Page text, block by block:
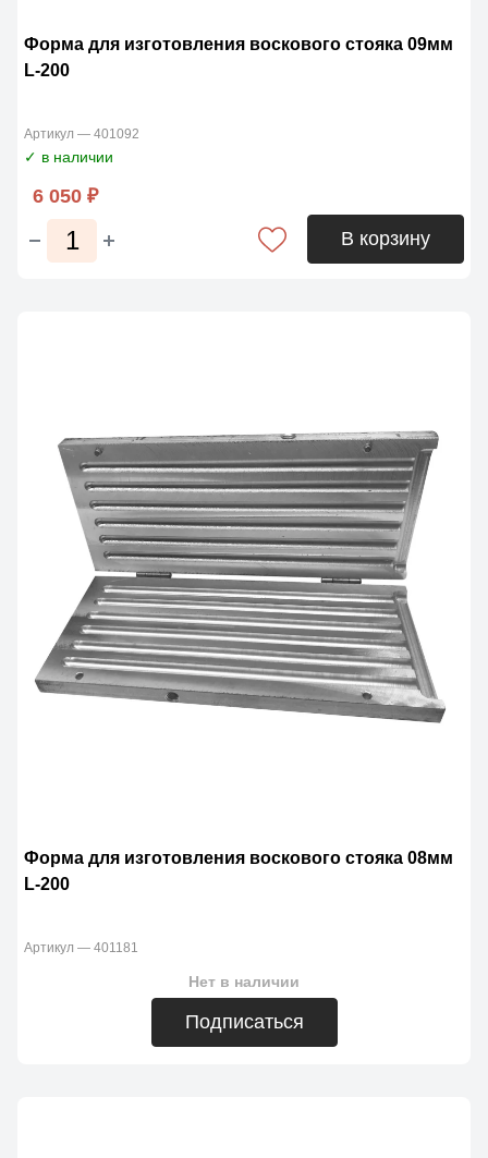
Форма для изготовления воскового стояка 09мм
L-200
Артикул — 401092
✓ в наличии
6 050 ₽
В корзину
Форма для изготовления воскового стояка 08мм
L-200
Артикул — 401181
Нет в наличии
Подписаться